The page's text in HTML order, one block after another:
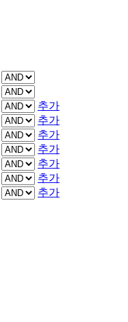
추가
추가
추가
추가
추가
추가
추가